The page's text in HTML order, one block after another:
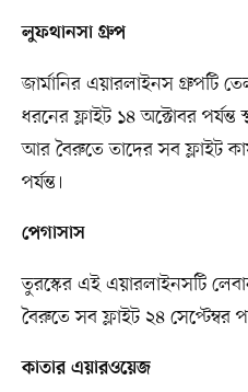
লুফথানসা গ্রুপ
জার্মানির এয়ারলাইনস গ্রুপটি
ধরনের ফ্লাইট ১৪ অক্টোবর পর্যন্ত
আর বৈরুতে তাদের সব ফ্লাইট
পর্যন্ত।
পেগাসাস
তুরস্কের এই এয়ারলাইনসটি
বৈরুতে সব ফ্লাইট ২৪ সেপ্টেম্বর
কাতার এয়ারওয়েজ